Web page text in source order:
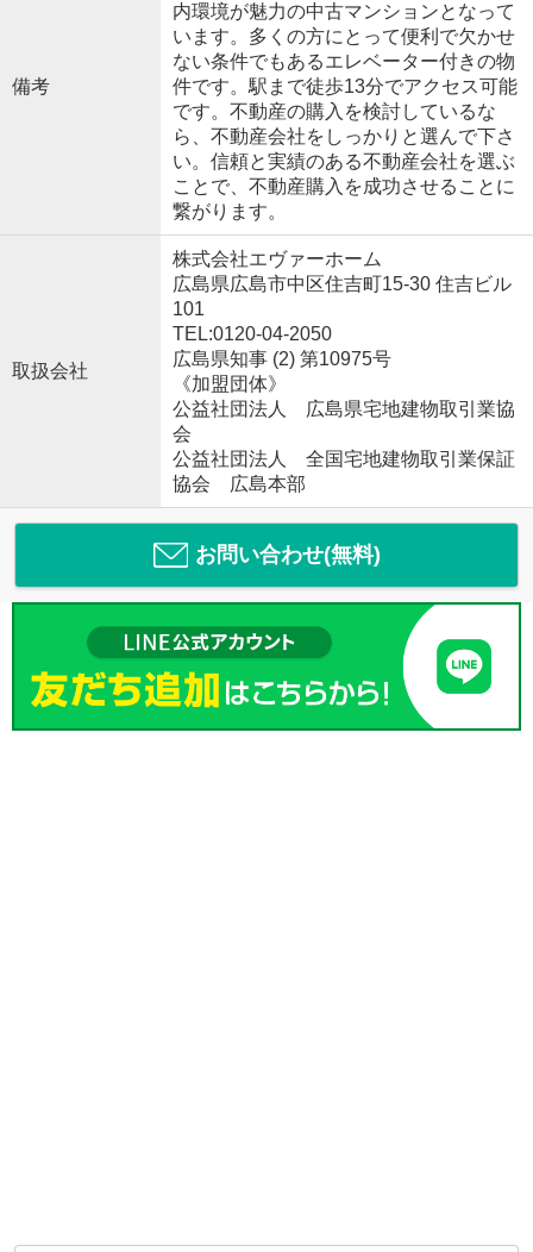
備考
内環境が魅力の中古マンションとなって
います。多くの方にとって便利で欠かせ
ない条件でもあるエレベーター付きの物
件です。駅まで徒歩13分でアクセス可能
です。不動産の購入を検討しているな
ら、不動産会社をしっかりと選んで下さ
い。信頼と実績のある不動産会社を選ぶ
ことで、不動産購入を成功させることに
繋がります。
取扱会社
株式会社エヴァーホーム
広島県広島市中区住吉町15-30 住吉ビル
101
TEL:0120-04-2050
広島県知事 (2) 第10975号
《加盟団体》
公益社団法人 広島県宅地建物取引業協
会
公益社団法人 全国宅地建物取引業保証
協会 広島本部
お問い合わせ(無料)